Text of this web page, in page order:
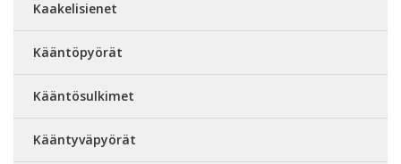
Kaakelisienet
Kääntöpyörät
Kääntösulkimet
Kääntyväpyörät